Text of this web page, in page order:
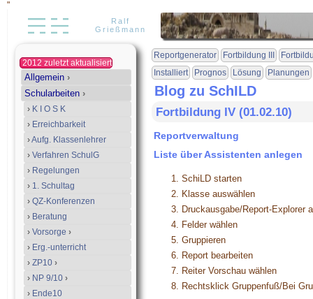
"
Ralf
Grießmann
2012 zuletzt aktualisiert
Allgemein ›
Schularbeiten ›
› K I O S K
› Erreichbarkeit
›Aufg. Klassenlehrer
› Verfahren SchulG
› Regelungen
› 1. Schultag
› QZ-Konferenzen
› Beratung
› Vorsorge ›
› Erg.-unterricht
› ZP10 ›
› NP 9/10 ›
› Ende10
Reportgenerator Fortbildung III
Installiert
Prognos Lösung Planungen
Blog zu SchILD
Fortbildung IV (01.02.10)
Reportverwaltung
Liste über Assistenten anlegen
SchiLD starten
Klasse auswählen
Druckausgabe/Report-
Felder wählen
Gruppieren
Report bearbeiten
Reiter Vorschau wählen
Rechtsklick Gruppenfuß/Bei